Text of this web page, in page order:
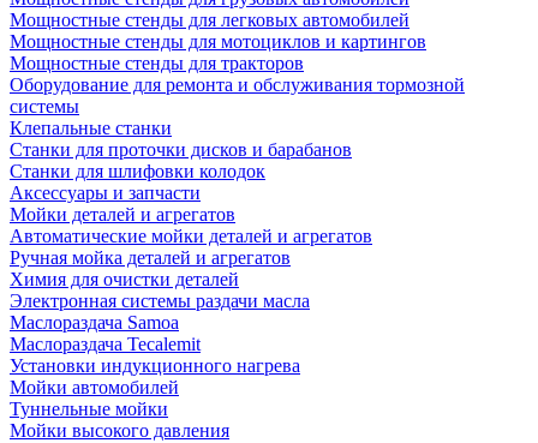
Мощностные стенды для легковых автомобилей
Мощностные стенды для мотоциклов и картингов
Мощностные стенды для тракторов
Оборудование для ремонта и обслуживания тормозной
системы
Клепальные станки
Станки для проточки дисков и барабанов
Станки для шлифовки колодок
Аксессуары и запчасти
Мойки деталей и агрегатов
Автоматические мойки деталей и агрегатов
Ручная мойка деталей и агрегатов
Химия для очистки деталей
Электронная системы раздачи масла
Маслораздача Samoa
Маслораздача Tecalemit
Установки индукционного нагрева
Мойки автомобилей
Туннельные мойки
Мойки высокого давления